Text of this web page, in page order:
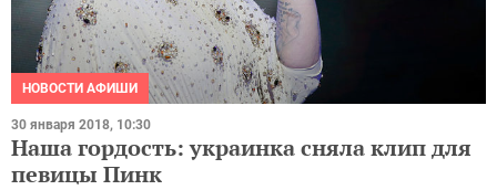
НОВОСТИ АФИШИ
30 января 2018, 10:30
Наша гордость: украинка сняла клип для
певицы Пинк